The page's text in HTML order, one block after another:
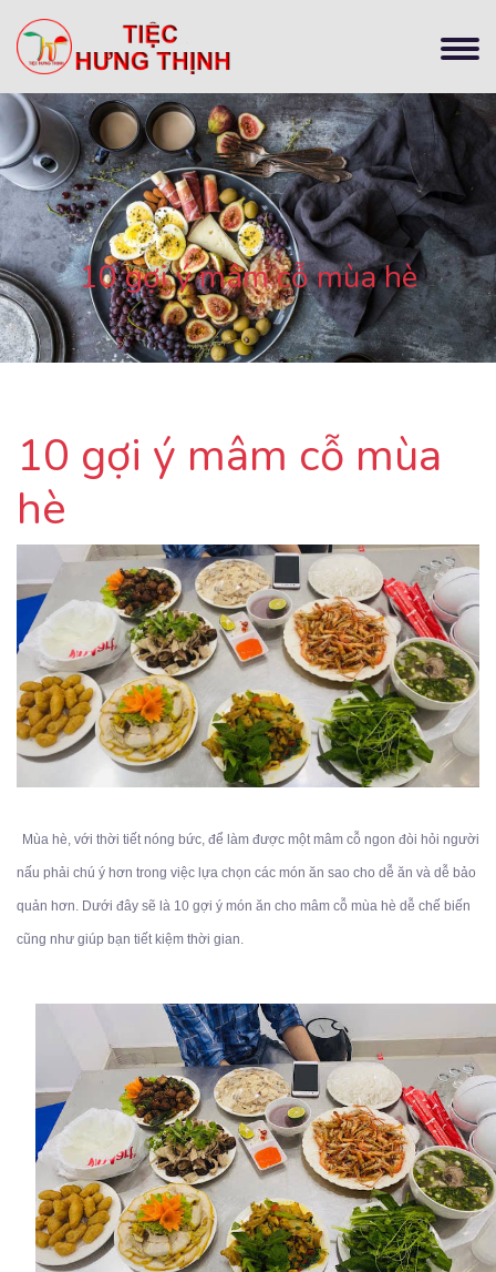
10 gợi ý mâm cỗ mùa hè
10 gợi ý mâm cỗ mùa
hè
Mùa hè, với thời tiết nóng bức, để làm được một mâm cỗ ngon đòi hỏi người
nấu phải chú ý hơn trong việc lựa chọn các món ăn sao cho dễ ăn và dễ bảo
quản hơn. Dưới đây sẽ là 10 gợi ý món ăn cho mâm cỗ mùa hè dễ chế biến
cũng như giúp bạn tiết kiệm thời gian.